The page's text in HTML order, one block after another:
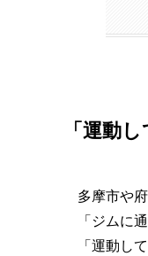
「運動
多摩市や
「ジムに
「運動し